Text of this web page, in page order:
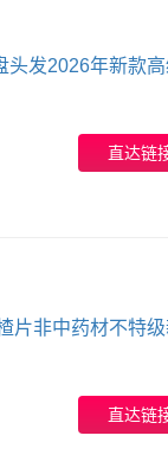
头发2026年新款
直达
片非中药材不特
直达